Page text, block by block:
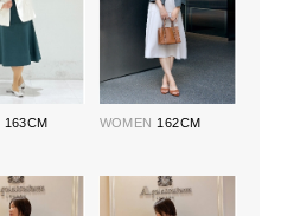
163CM WOMEN 162CM